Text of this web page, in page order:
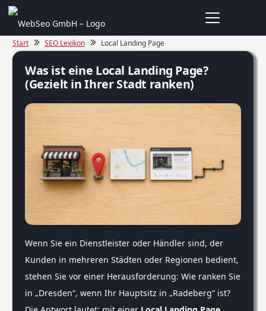
Start SEO Lexikon Local Landing Page
Was ist eine Local Landing Page?
(Gezielt in Ihrer Stadt ranken)
Wenn Sie ein Dienstleister oder Händler sind, der
Kunden in mehreren Städten oder Regionen bedient,
stehen Sie vor einer Herausforderung: Wie ranken Sie
in „Dresden“, wenn Ihr Hauptsitz in „Radeberg“ ist?